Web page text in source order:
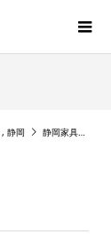
, 静岡 静岡家具メッセ2018